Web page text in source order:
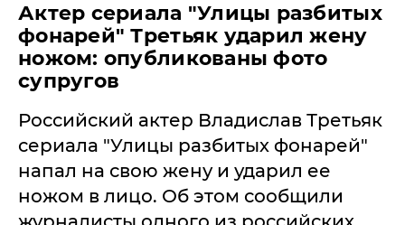
Актер сериала "Улицы разбитых
фонарей" Третьяк ударил жену
ножом: опубликованы фото
супругов
​Российский актер Владислав Третьяк
сериала "Улицы разбитых фонарей"
напал на свою жену и ударил ее
ножом в лицо. Об этом сообщили